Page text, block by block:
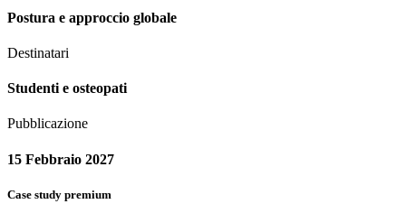
Postura e approccio globale
Destinatari
Studenti e osteopati
Pubblicazione
15 Febbraio 2027
Case study premium